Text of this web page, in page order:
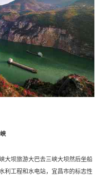
大坝旅游大巴去三峡大坝然后坐船
利工程和水电站，宜昌市的标志性